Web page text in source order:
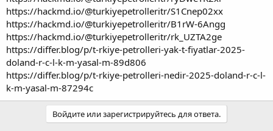
https://hackmd.io/@turkiyepetrolleritr/S1Cnep02xx
https://hackmd.io/@turkiyepetrolleritr/B1rW-6Angg
https://hackmd.io/@turkiyepetrolleritr/rk_UZTA2ge
https://differ.blog/p/t-rkiye-petrolleri-yak-t-fiyatlar-2025-
doland-r-c-l-k-m-yasal-m-89d806
https://differ.blog/p/t-rkiye-petrolleri-nedir-2025-doland-r-c-l-
k-m-yasal-m-87294c
Войдите или зарегистрируйтесь для ответа.